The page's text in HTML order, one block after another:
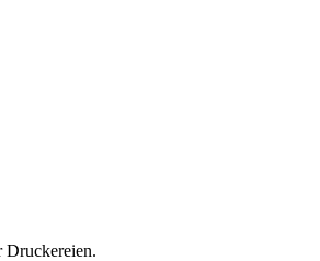
Druckereien.